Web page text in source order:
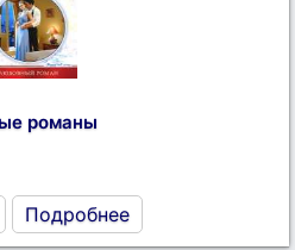
романы
Подробнее